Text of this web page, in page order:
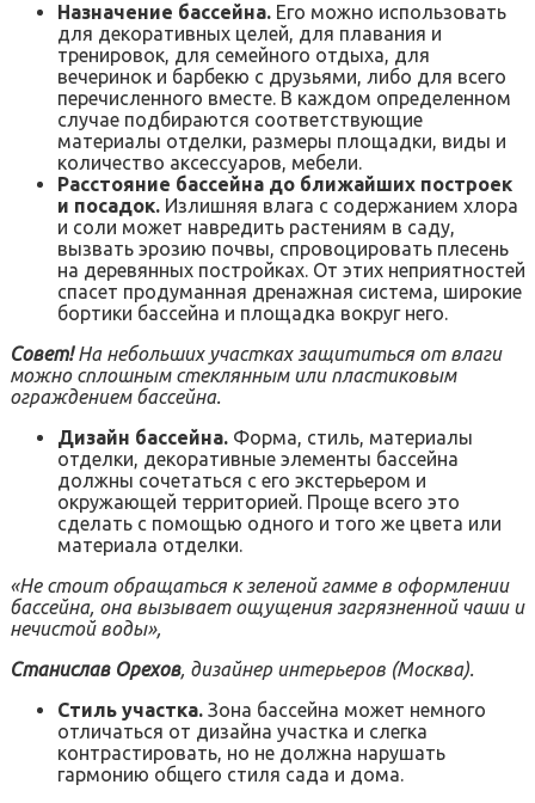
Назначение бассейна. Его можно использовать
для декоративных целей, для плавания и
тренировок, для семейного отдыха, для
вечеринок и барбекю с друзьями, либо для всего
перечисленного вместе. В каждом определенном
случае подбираются соответствующие
материалы отделки, размеры площадки, виды и
количество аксессуаров, мебели.
Расстояние бассейна до ближайших построек
и посадок. Излишняя влага с содержанием хлора
и соли может навредить растениям в саду,
вызвать эрозию почвы, спровоцировать плесень
на деревянных постройках. От этих неприятностей
спасет продуманная дренажная система, широкие
бортики бассейна и площадка вокруг него.
Совет! На небольших участках защититься от влаги
можно сплошным стеклянным или пластиковым
ограждением бассейна.
Дизайн бассейна. Форма, стиль, материалы
отделки, декоративные элементы бассейна
должны сочетаться с его экстерьером и
окружающей территорией. Проще всего это
сделать с помощью одного и того же цвета или
материала отделки.
«Не стоит обращаться к зеленой гамме в оформлении
бассейна, она вызывает ощущения загрязненной чаши и
нечистой воды»,
Станислав Орехов, дизайнер интерьеров (Москва).
Стиль участка. Зона бассейна может немного
отличаться от дизайна участка и слегка
контрастировать, но не должна нарушать
гармонию общего стиля сада и дома.